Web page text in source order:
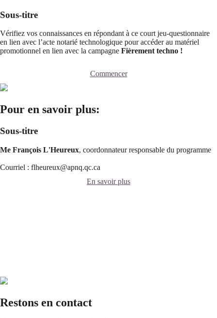
Sous-titre
Vérifiez vos connaissances en répondant à ce court jeu-questionnaire
en lien avec l’acte notarié technologique pour accéder au matériel
promotionnel en lien avec la campagne Fièrement techno !
Commencer
Pour en savoir plus:
Sous-titre
Me François L'Heureux, coordonnateur responsable du programme
Courriel : flheureux@apnq.qc.ca
En savoir plus
Restons en contact